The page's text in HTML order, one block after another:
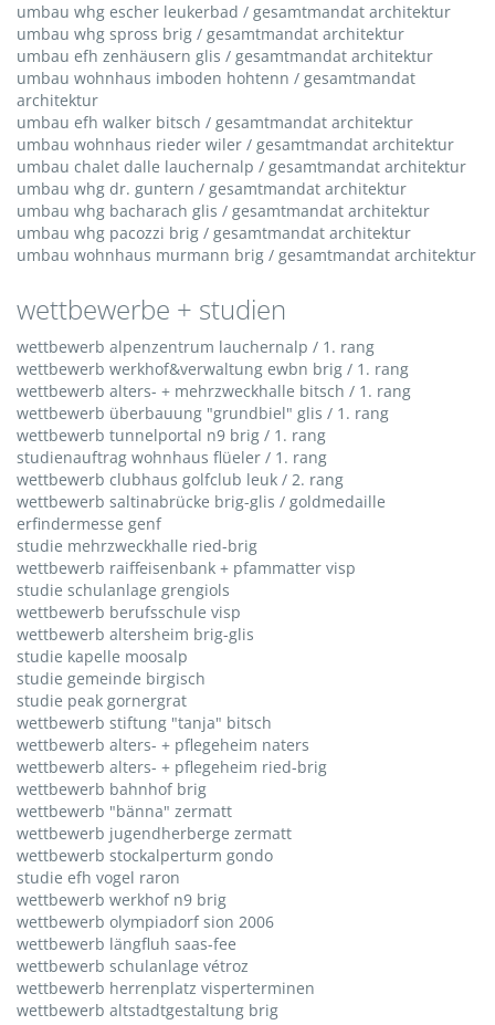
umbau whg escher leukerbad / gesamtmandat architektur
umbau whg spross brig / gesamtmandat architektur
umbau efh zenhäusern glis / gesamtmandat architektur
umbau wohnhaus imboden hohtenn / gesamtmandat
architektur
umbau efh walker bitsch / gesamtmandat architektur
umbau wohnhaus rieder wiler / gesamtmandat architektur
umbau chalet dalle lauchernalp / gesamtmandat architektur
umbau whg dr. guntern / gesamtmandat architektur
umbau whg bacharach glis / gesamtmandat architektur
umbau whg pacozzi brig / gesamtmandat architektur
umbau wohnhaus murmann brig / gesamtmandat architektur
wettbewerbe + studien
wettbewerb alpenzentrum lauchernalp / 1. rang
wettbewerb werkhof&verwaltung ewbn brig / 1. rang
wettbewerb alters- + mehrzweckhalle bitsch / 1. rang
wettbewerb überbauung "grundbiel" glis / 1. rang
wettbewerb tunnelportal n9 brig / 1. rang
studienauftrag wohnhaus flüeler / 1. rang
wettbewerb clubhaus golfclub leuk / 2. rang
wettbewerb saltinabrücke brig-glis / goldmedaille
erfindermesse genf
studie mehrzweckhalle ried-brig
wettbewerb raiffeisenbank + pfammatter visp
studie schulanlage grengiols
wettbewerb berufsschule visp
wettbewerb altersheim brig-glis
studie kapelle moosalp
studie gemeinde birgisch
studie peak gornergrat
wettbewerb stiftung "tanja" bitsch
wettbewerb alters- + pflegeheim naters
wettbewerb alters- + pflegeheim ried-brig
wettbewerb bahnhof brig
wettbewerb "bänna" zermatt
wettbewerb jugendherberge zermatt
wettbewerb stockalperturm gondo
studie efh vogel raron
wettbewerb werkhof n9 brig
wettbewerb olympiadorf sion 2006
wettbewerb längfluh saas-fee
wettbewerb schulanlage vétroz
wettbewerb herrenplatz visperterminen
wettbewerb altstadtgestaltung brig